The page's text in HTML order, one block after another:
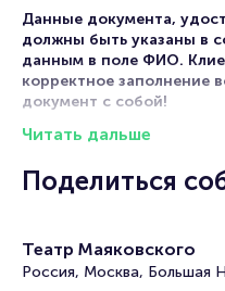
Данные документа,
должны быть указаны в
данным в поле ФИО.
корректное заполнение
документ с собой!
Кабаре-лекция «Курил ли
представит глубокий
это возможность
расширит ваши горизонты
Читать дальше
Поделиться
Театр Маяковского
Россия, Москва, Большая